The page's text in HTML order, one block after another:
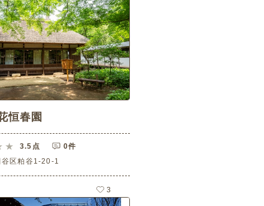
恒春園
3.5 点
0件
区粕谷1-20-1
3